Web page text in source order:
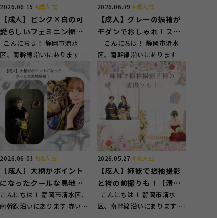
2026.06.15 #成人式
【成人】ピンク×白の可
愛らしいフェミニン振
袖！【清水区吉川】
こんにちは！ 静岡市清水
区、南幹線沿いにあります 赤
い看板が目印のスタジオガー
ネット草...
2026.06.09#成人式
【成人】グレーの振袖が
モダンでおしゃれ！スタ
ジオパック【駿河区大
谷】
区、南幹線沿いにあります 赤
い看板が目印のスタジオガ
ー...
2026.06.03 #成人式
【成人】大柄がポイント
になったクールな黒地振
袖！【清水区有東坂】
こんにちは！ 静岡市清水区、
南幹線沿いにあります 赤い看
2026.05.27#成人式
【成人】姉妹で振袖撮影
と袴の前撮りも！【清水
区鳥坂】
こんにちは！ 静岡市清水
区、南幹線沿いにあります 赤